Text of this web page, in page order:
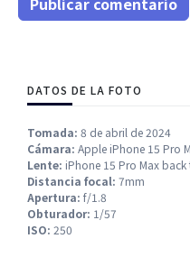
DATOS DE LA FOTO
Tomada: 8 de abril de 2024
Cámara: Apple iPhone 15 Pro
Lente: iPhone 15 Pro Max
Distancia focal: 7mm
Apertura: f/1.8
Obturador: 1/57
ISO: 250